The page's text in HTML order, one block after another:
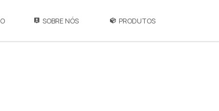
SOBRE NÓS PRODUTOS